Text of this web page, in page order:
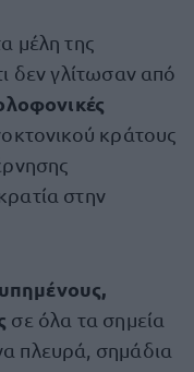
μέλη της
δεν γλίτωσαν από
κράτους
στην
σε όλα τα σημεία
πλευρά, σημάδια